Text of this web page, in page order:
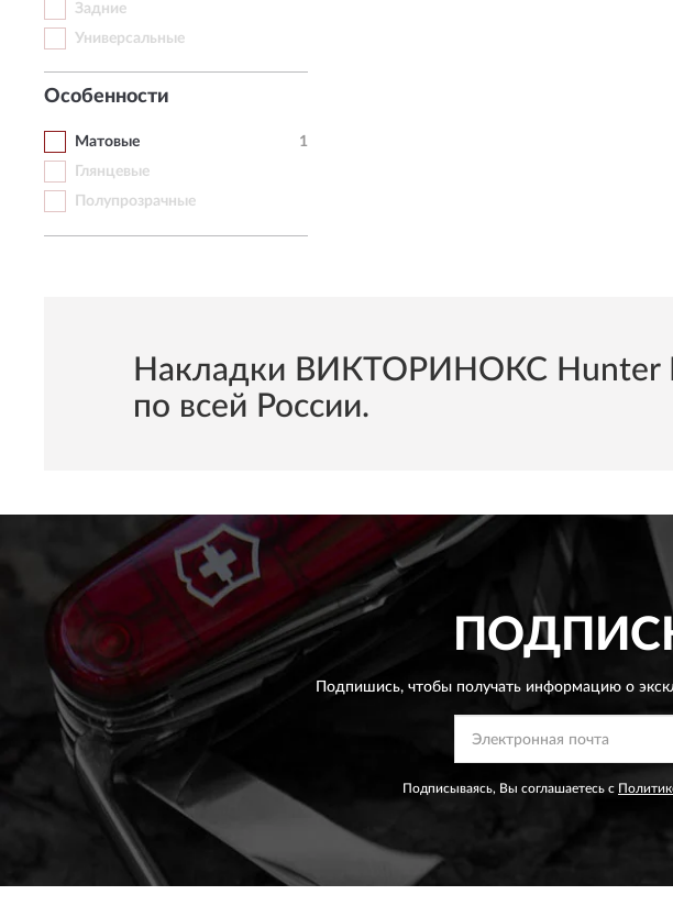
Задние
Универсальные
Особенности
Матовые
1
Глянцевые
Полупрозрачные
Накладки ВИКТОРИНОКС Hunter
по всей России.
Подпишись, чтобы получать информацию о
Подписываясь, Вы соглашаетесь с